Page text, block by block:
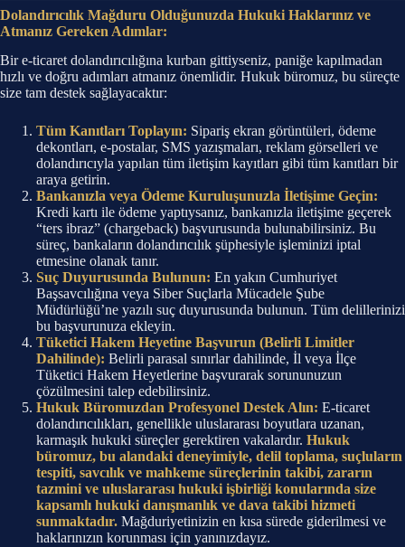
Dolandırıcılık Mağduru Olduğunuzda Hukuki Haklarınız ve
Atmanız Gereken Adımlar:
Bir e-ticaret dolandırıcılığına kurban gittiyseniz, paniğe kapılmadan
hızlı ve doğru adımları atmanız önemlidir. Hukuk büromuz, bu süreçte
size tam destek sağlayacaktır:
Tüm Kanıtları Toplayın: Sipariş ekran görüntüleri, ödeme
dekontları, e-postalar, SMS yazışmaları, reklam görselleri ve
dolandırıcıyla yapılan tüm iletişim kayıtları gibi tüm kanıtları bir
araya getirin.
Bankanızla veya Ödeme Kuruluşunuzla İletişime Geçin:
Kredi kartı ile ödeme yaptıysanız, bankanızla iletişime geçerek
“ters ibraz” (chargeback) başvurusunda bulunabilirsiniz. Bu
süreç, bankaların dolandırıcılık şüphesiyle işleminizi iptal
etmesine olanak tanır.
Suç Duyurusunda Bulunun: En yakın Cumhuriyet
Başsavcılığına veya Siber Suçlarla Mücadele Şube
Müdürlüğü’ne yazılı suç duyurusunda bulunun. Tüm delillerinizi
bu başvurunuza ekleyin.
Tüketici Hakem Heyetine Başvurun (Belirli Limitler
Dahilinde): Belirli parasal sınırlar dahilinde, İl veya İlçe
Tüketici Hakem Heyetlerine başvurarak sorununuzun
çözülmesini talep edebilirsiniz.
Hukuk Büromuzdan Profesyonel Destek Alın: E-ticaret
dolandırıcılıkları, genellikle uluslararası boyutlara uzanan,
karmaşık hukuki süreçler gerektiren vakalardır. Hukuk
büromuz, bu alandaki deneyimiyle, delil toplama, suçluların
tespiti, savcılık ve mahkeme süreçlerinin takibi, zararın
tazmini ve uluslararası hukuki işbirliği konularında size
kapsamlı hukuki danışmanlık ve dava takibi hizmeti
sunmaktadır. Mağduriyetinizin en kısa sürede giderilmesi ve
haklarınızın korunması için yanınızdayız.